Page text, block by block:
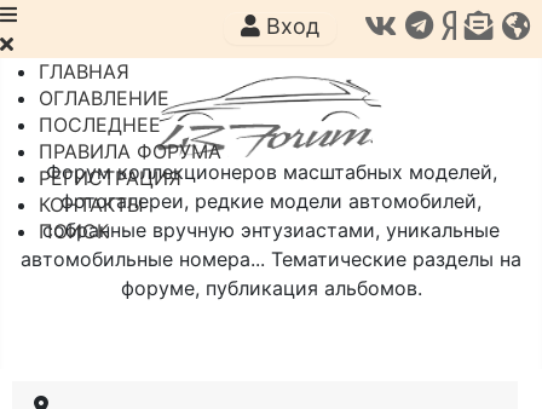
Форум коллекционеров масштабных моделей,
фотогалереи, редкие модели автомобилей,
собранные вручную энтузиастами, уникальные
автомобильные номера... Тематические разделы на
форуме, публикация альбомов.
Вход
ГЛАВНАЯ
ОГЛАВЛЕНИЕ
ПОСЛЕДНЕЕ
ПРАВИЛА ФОРУМА
РЕГИСТРАЦИЯ
КОНТАКТЫ
ПОИСК